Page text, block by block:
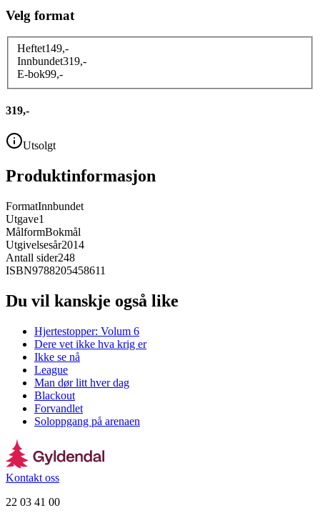
Velg format
Heftet149,-
Innbundet319,-
E-bok99,-
319,-
Utsolgt
Produktinformasjon
FormatInnbundet
Utgave1
MålformBokmål
Utgivelsesår2014
Antall sider248
ISBN9788205458611
Du vil kanskje også like
Hjertestopper: Volum 6
Dere vet ikke hva krig er
Ikke se nå
League
Man dør litt hver dag
Blackout
Forvandlet
Soloppgang på arenaen
Kontakt oss
22 03 41 00